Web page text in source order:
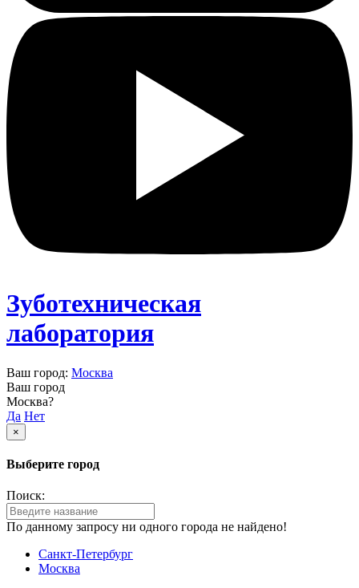
Зуботехническая
лаборатория
Ваш город: Москва
Ваш город
Москва?
Да Нет
×
Выберите город
Поиск:
По данному запросу ни одного города не найдено!
Санкт-Петербург
Москва